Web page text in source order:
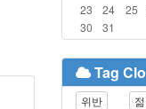
23
24 25
30
31
Tag
위반